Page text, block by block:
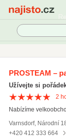
Čisticí a filtrační
PROSTEAM –
Užívejte si
2
Nabízíme
Varnsdorf, Národní
+420 412 333 664